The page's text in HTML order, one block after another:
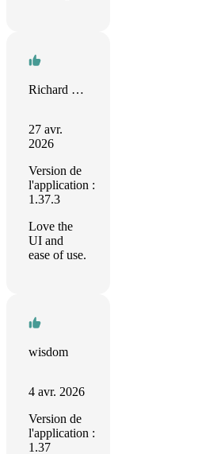
Richard Sacco
27 avr.
2026
Version de
l'application :
1.37.3
Love the
UI and
ease of use.
wisdom
4 avr. 2026
Version de
l'application :
1.37